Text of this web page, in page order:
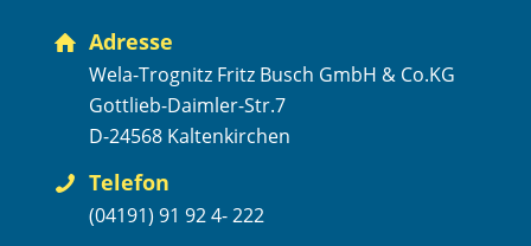
Adresse
Wela-Trognitz Fritz Busch GmbH & Co.KG
Gottlieb-Daimler-Str.7
D-24568 Kaltenkirchen
Telefon
(04191) 91 92 4- 222